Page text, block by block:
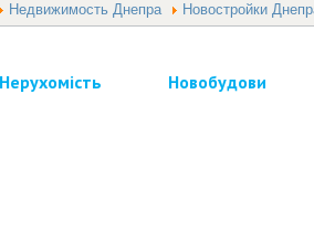
Недвижимость Днепра Новостройки
Нерухомість Новобудови